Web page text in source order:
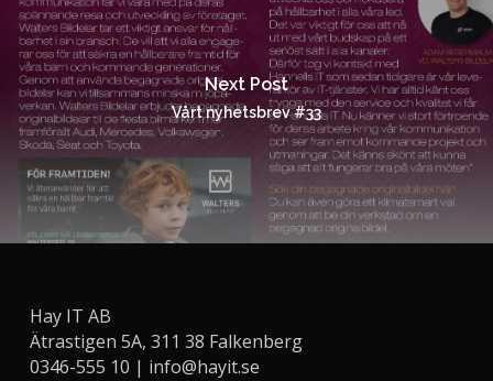
Next Post
Vårt nyhetsbrev #33
Hay IT AB
Ätrastigen 5A, 311 38 Falkenberg
0346-555 10 | info@hayit.se